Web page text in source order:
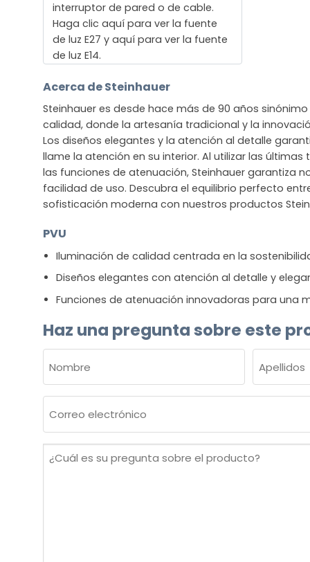
interruptor de pared o de cable.
Haga clic aquí para ver la fuente
de luz E27 y aquí para ver la fuente
de luz E14.
Acerca de Steinhauer
Steinhauer es desde hace más de 90 años
calidad, donde la artesanía tradicional y la
Los diseños elegantes y la atención al detalle
llame la atención en su interior. Al utilizar las
las funciones de atenuación, Steinhauer garantiza
facilidad de uso. Descubra el equilibrio perfecto
sofisticación moderna con nuestros productos
PVU
Iluminación de calidad centrada en la
Diseños elegantes con atención al detalle y
Funciones de atenuación innovadoras para una
Haz una pregunta sobre este
(OBLIGATORIO)
Nombre Apellidos
electrónico
¿Cuál